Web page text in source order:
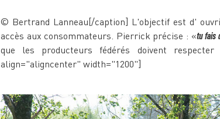
© Bertrand Lanneau[/caption] L'objectif est d'
accès aux consommateurs. Pierrick précise : «tu fais
que les producteurs fédérés doivent
align="aligncenter" width="1200"]